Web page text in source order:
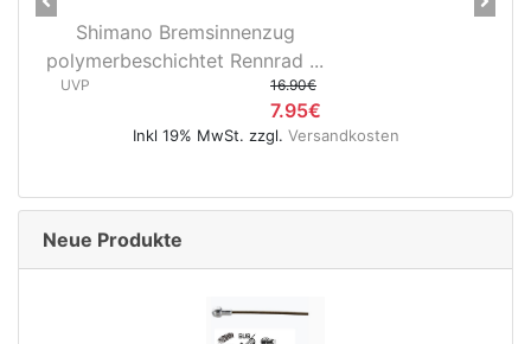
Shimano Bremsinnenzug
polymerbeschichtet Rennrad ...
UVP 16.90€
7.95€
Inkl 19% MwSt. zzgl. Versandkosten
Previous Next
Neue Produkte